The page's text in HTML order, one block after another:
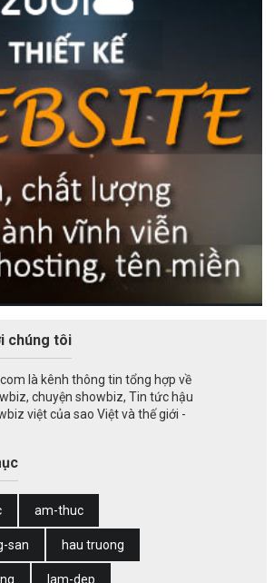
chúng tôi
là kênh thông tin tổng hợp về
chuyện showbiz, Tin tức hậu
việt của sao Việt và thế giới -
am-thuc
san hau truong
lam-dep